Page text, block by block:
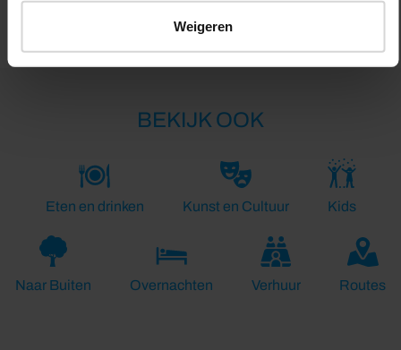
Weigeren
BEKIJK OOK
Eten en drinken Kunst en Cultuur Kids
Naar Buiten Overnachten Verhuur Routes